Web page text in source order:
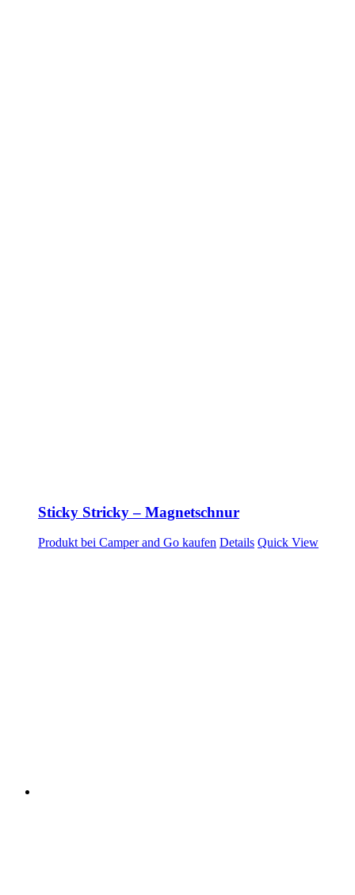
Sticky Stricky – Magnetschnur
Produkt bei Camper and Go kaufen Details Quick View